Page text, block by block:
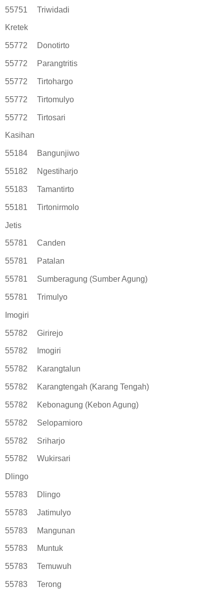
55751 Triwidadi
Kretek
55772 Donotirto
55772 Parangtritis
55772 Tirtohargo
55772 Tirtomulyo
55772 Tirtosari
Kasihan
55184 Bangunjiwo
55182 Ngestiharjo
55183 Tamantirto
55181 Tirtonirmolo
Jetis
55781 Canden
55781 Patalan
55781 Sumberagung (Sumber Agung)
55781 Trimulyo
Imogiri
55782 Girirejo
55782 Imogiri
55782 Karangtalun
55782 Karangtengah (Karang Tengah)
55782 Kebonagung (Kebon Agung)
55782 Selopamioro
55782 Sriharjo
55782 Wukirsari
Dlingo
55783 Dlingo
55783 Jatimulyo
55783 Mangunan
55783 Muntuk
55783 Temuwuh
55783 Terong